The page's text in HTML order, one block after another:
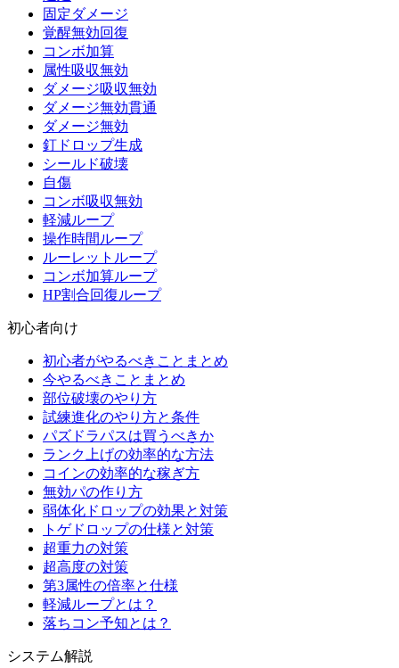
固定ダメージ
覚醒無効回復
コンボ加算
属性吸収無効
ダメージ吸収無効
ダメージ無効貫通
ダメージ無効
釘ドロップ生成
シールド破壊
自傷
コンボ吸収無効
軽減ループ
操作時間ループ
ルーレットループ
コンボ加算ループ
HP割合回復ループ
初心者向け
初心者がやるべきことまとめ
今やるべきことまとめ
部位破壊のやり方
試練進化のやり方と条件
パズドラパスは買うべきか
ランク上げの効率的な方法
コインの効率的な稼ぎ方
無効パの作り方
弱体化ドロップの効果と対策
トゲドロップの仕様と対策
超重力の対策
超高度の対策
第3属性の倍率と仕様
軽減ループとは？
落ちコン予知とは？
システム解説